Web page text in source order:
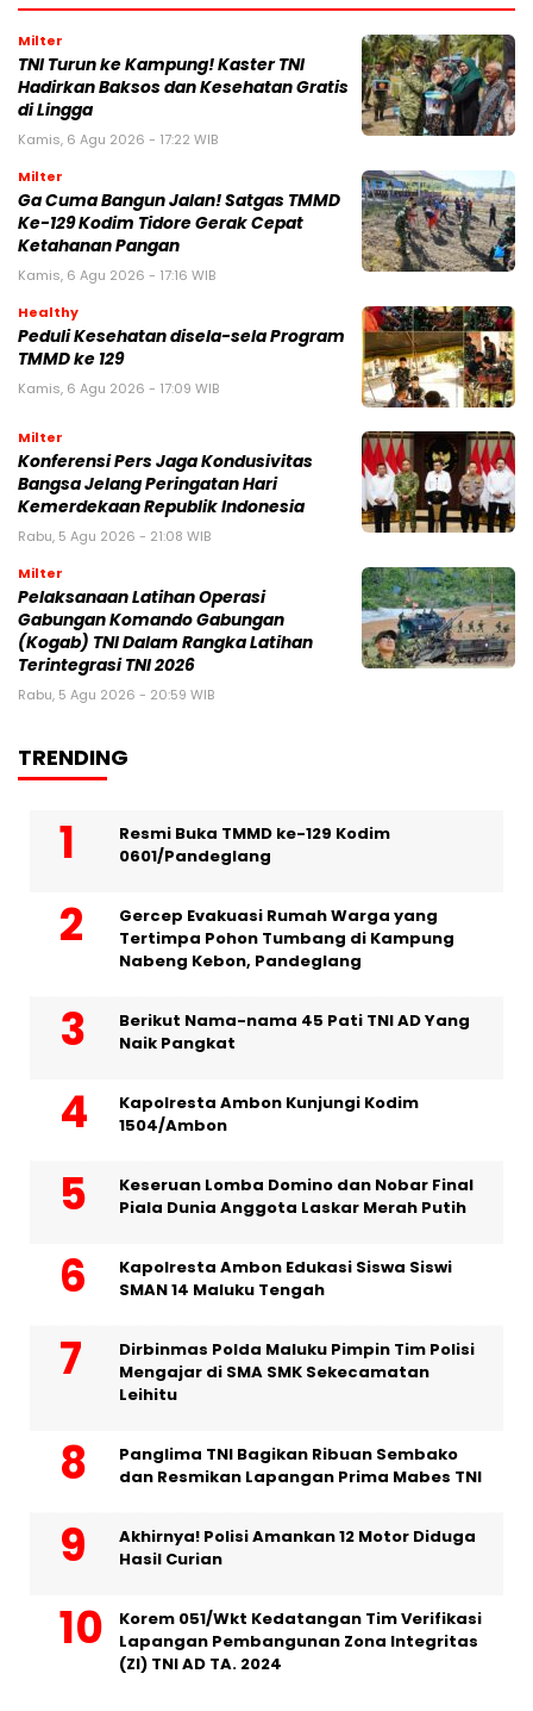
Milter
TNI Turun ke Kampung! Kaster TNI
Hadirkan Baksos dan Kesehatan Gratis
di Lingga
Kamis, 6 Agu 2026 - 17:22 WIB
Milter
Ga Cuma Bangun Jalan! Satgas TMMD
Ke-129 Kodim Tidore Gerak Cepat
Ketahanan Pangan
Kamis, 6 Agu 2026 - 17:16 WIB
Healthy
Peduli Kesehatan disela-sela Program
TMMD ke 129
Kamis, 6 Agu 2026 - 17:09 WIB
Milter
Konferensi Pers Jaga Kondusivitas
Bangsa Jelang Peringatan Hari
Kemerdekaan Republik Indonesia
Rabu, 5 Agu 2026 - 21:08 WIB
Milter
Pelaksanaan Latihan Operasi
Gabungan Komando Gabungan
(Kogab) TNI Dalam Rangka Latihan
Terintegrasi TNI 2026
Rabu, 5 Agu 2026 - 20:59 WIB
TRENDING
Resmi Buka TMMD ke-129 Kodim
0601/Pandeglang
Gercep Evakuasi Rumah Warga yang
Tertimpa Pohon Tumbang di Kampung
Nabeng Kebon, Pandeglang
Berikut Nama-nama 45 Pati TNI AD Yang
Naik Pangkat
Kapolresta Ambon Kunjungi Kodim
1504/Ambon
Keseruan Lomba Domino dan Nobar Final
Piala Dunia Anggota Laskar Merah Putih
Kapolresta Ambon Edukasi Siswa Siswi
SMAN 14 Maluku Tengah
Dirbinmas Polda Maluku Pimpin Tim Polisi
Mengajar di SMA SMK Sekecamatan
Leihitu
Panglima TNI Bagikan Ribuan Sembako
dan Resmikan Lapangan Prima Mabes TNI
Akhirnya! Polisi Amankan 12 Motor Diduga
Hasil Curian
Korem 051/Wkt Kedatangan Tim Verifikasi
Lapangan Pembangunan Zona Integritas
(ZI) TNI AD TA. 2024